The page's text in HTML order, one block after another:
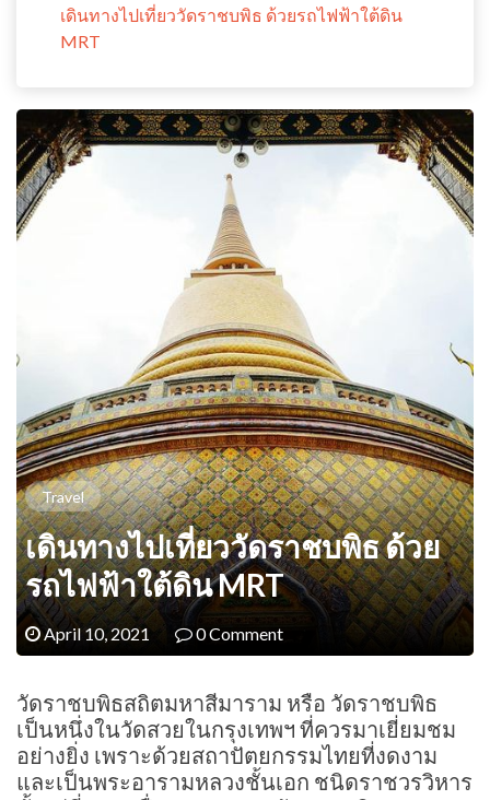
เดินทางไปเที่ยววัดราชบพิธ ด้วยรถไฟฟ้าใต้ดิน
MRT
Travel
เดินทางไปเที่ยววัดราชบพิธ ด้วย
รถไฟฟ้าใต้ดิน MRT
April 10, 2021 0 Comment
วัดราชบพิธสถิตมหาสีมาราม หรือ วัดราชบพิธ
เป็นหนึ่งในวัดสวยในกรุงเทพฯ ที่ควรมาเยี่ยมชม
อย่างยิ่ง เพราะด้วยสถาปัตยกรรมไทยที่งดงาม
และเป็นพระอารามหลวงชั้นเอก ชนิดราชวรวิหาร